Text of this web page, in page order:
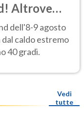
Altrove
dell'8-9 agosto
caldo estremo
40 gradi.
Vedi
tutte